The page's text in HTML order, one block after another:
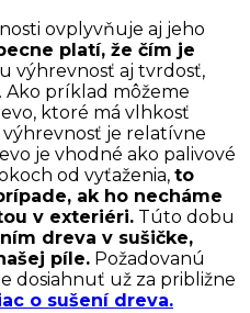
ovplyvňuje aj jeho
platí, že čím je
výhrevnosť aj tvrdosť,
Ako príklad môžeme
ktoré má vlhkosť
výhrevnosť je relatívne
je vhodné ako palivové
od vyťaženia, to
ak ho necháme
v exteriéri. Túto dobu
dreva v sušičke,
píle. Požadovanú
dosiahnuť už za približne
o sušení dreva.